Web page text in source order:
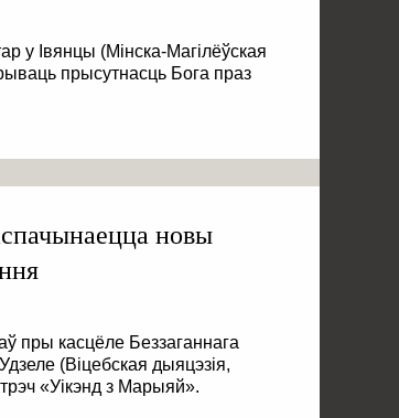
у Івянцы (Мінска-Магілёўская
прысутнасць Бога праз
новы
пры касцёле Беззаганнага
(Віцебская дыяцэзія,
«Уікэнд з Марыяй».